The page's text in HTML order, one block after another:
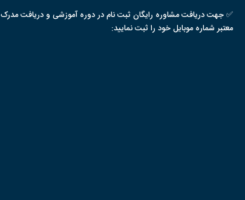
✅ جهت دریافت مشاوره رایگان ثبت نام در دوره آموزشی و دریافت مدرک
معتبر شماره موبایل خود را ثبت نمایید: